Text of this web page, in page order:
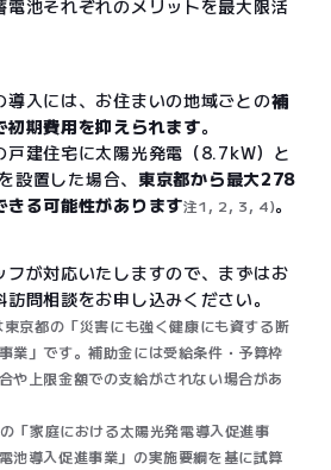
電池それぞれのメリットを最大限活
導入には、お住まいの地域ごとの補
初期費用を抑えられます。
戸建住宅に太陽光発電（8.7kW）と
置した場合、 東京都から最大278
る可能性があります注1, 2, 3, 4)。
フが対応いたしますので、まずはお
問相談をお申し込みください。
京都の「災害にも強く健康にも資する断
業」です。補助金には受給条件・予算枠
や上限金額での支給がされない場合があ
「家庭における太陽光発電導入促進事
池導入促進事業」の実施要綱を基に試算